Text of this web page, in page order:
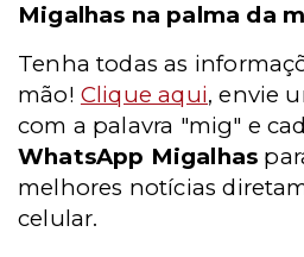
Migalhas na palma da
Tenha todas as
mão! Clique aqui, envie
com a palavra "mig" e
WhatsApp Migalhas
melhores notícias
celular.